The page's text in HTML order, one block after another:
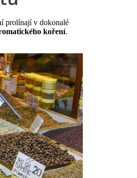
prolínají v dokonalé
koření.